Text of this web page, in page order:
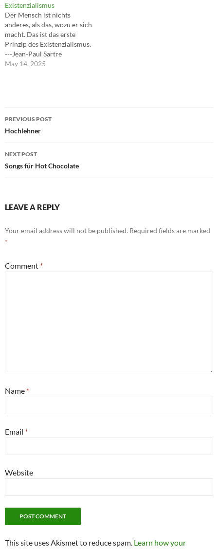
Existenzialismus
Der Mensch ist nichts
anderes, als das, wozu er sich
macht. Das ist das erste
Prinzip des Existenzialismus.
---Jean-Paul Sartre
May 14, 2025
Post
navigation
PREVIOUS POST
Hochlehner
NEXT POST
Songs für Hot Chocolate
LEAVE A REPLY
Your email address will not be published. Required fields are marked
*
Comment *
Name *
Email *
Website
This site uses Akismet to reduce spam. Learn how your